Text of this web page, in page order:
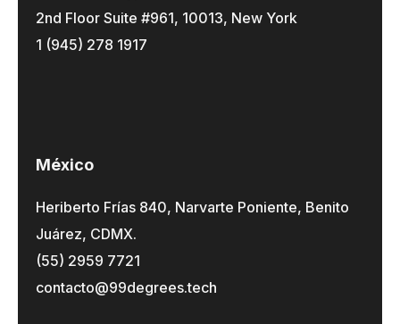
2nd Floor Suite #961, 10013, New York
1 (945) 278 1917
México
Heriberto Frías 840, Narvarte Poniente, Benito
Juárez, CDMX.
(55) 2959 7721
contacto@99degrees.tech